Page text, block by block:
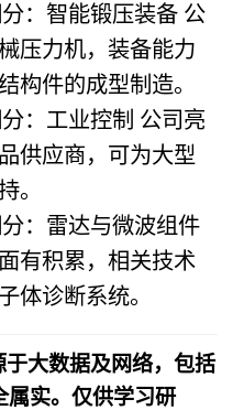
分：智能锻压装备 公
压力机，装备能力
构件的成型制造。
分：工业控制 公司亮
供应商，可为大型
。
分：雷达与微波组件
有积累，相关技术
体诊断系统。
大数据及网络，包括
属实。仅供学习研